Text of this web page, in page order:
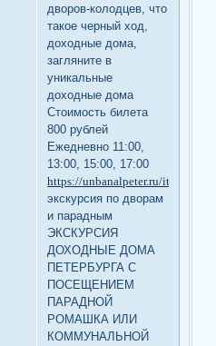
дворов-колодцев, что
такое черный ход,
доходные дома,
загляните в
уникальные
доходные дома
Стоимость билета
800 рублей
Ежедневно 11:00,
13:00, 15:00, 17:00
https://unbanalpeter.ru/item/ex68
экскурсия по дворам
и парадным
ЭКСКУРСИЯ
ДОХОДНЫЕ ДОМА
ПЕТЕРБУРГА С
ПОСЕЩЕНИЕМ
ПАРАДНОЙ
РОМАШКА ИЛИ
КОММУНАЛЬНОЙ